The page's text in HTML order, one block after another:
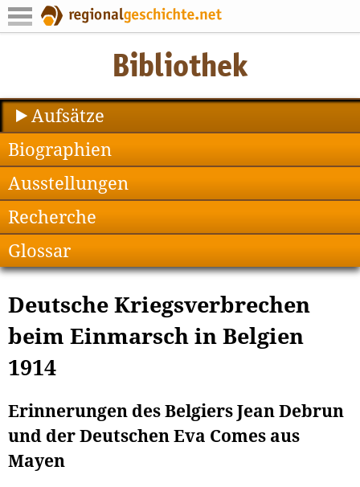
Aufsätze
Biographien
Ausstellungen
Recherche
Glossar
Deutsche Kriegsverbrechen
beim Einmarsch in Belgien
1914
Erinnerungen des Belgiers Jean Debrun
und der Deutschen Eva Comes aus
Mayen